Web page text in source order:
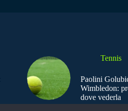
Tennis
Paolini
Wimbledon:
dove vederla